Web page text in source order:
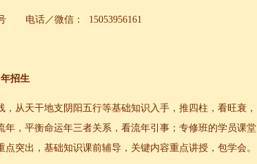
电话／微信： 15053956161
招生
从天干地支阴阳五行等基础知识入手，推四柱，看旺衰，
年，平衡命运年三者关系，看流年引事；专修班的学员课堂
突出，基础知识课前辅导，关键内容重点讲授，包学会。